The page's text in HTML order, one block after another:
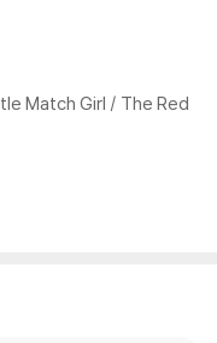
각 권의 전문 번역, MP3
를 무료로 다운로드할 수
있고 감각적으로 디자인
나는 연기가 담긴 음원을
있다!
세계 명작들을 렉사일 지
Match Girl / The Red